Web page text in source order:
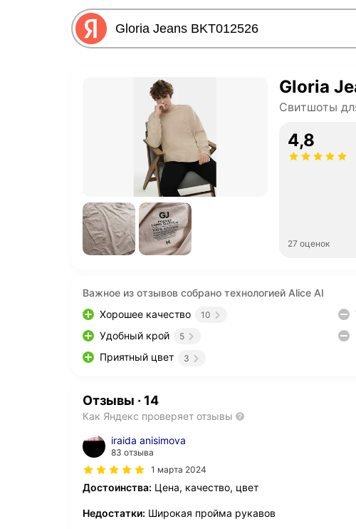
Gloria
Свитшоты
4,8
27 оценок
Важное из отзывов собрано технологией Alice AI
Хорошее качество
10
Удобный крой 5
Приятный цвет 3
Отзывы · 14
Как Яндекс проверяет отзывы
iraida anisimova
83 отзыва
1 марта 2024
Достоинства: Цена, качество, цвет
Недостатки: Широкая пройма рукавов